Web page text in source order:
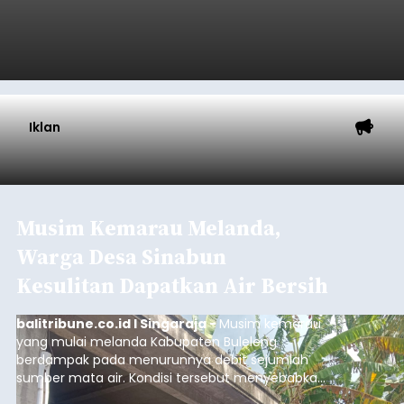
Iklan
Musim Kemarau Melanda,
Warga Desa Sinabun
Kesulitan Dapatkan Air Bersih
balitribune.co.id I Singaraja -Musim kemarau
yang mulai melanda Kabupaten Buleleng
berdampak pada menurunnya debit sejumlah
sumber mata air. Kondisi tersebut menyebabkan
warga di beberapa desa mulai mengalami